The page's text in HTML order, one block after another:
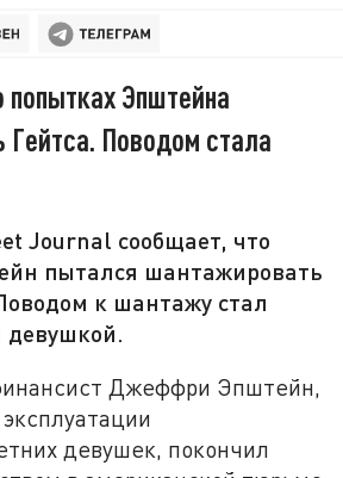
попытках Эпштейна
Поводом стала
Journal сообщает, что
пытался шантажировать
к шантажу стал
девушкой.
Джеффри Эпштейн,
девушек, покончил